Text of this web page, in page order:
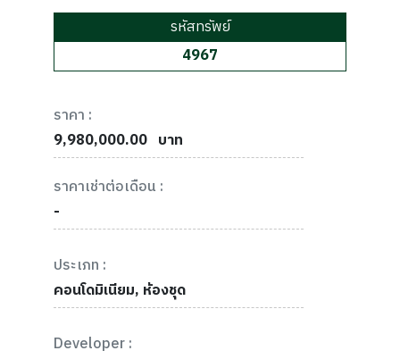
รหัสทรัพย์
4967
ราคา :
9,980,000.00 บาท
ราคาเช่าต่อเดือน :
-
ประเภท :
คอนโดมิเนียม, ห้องชุด
Developer :